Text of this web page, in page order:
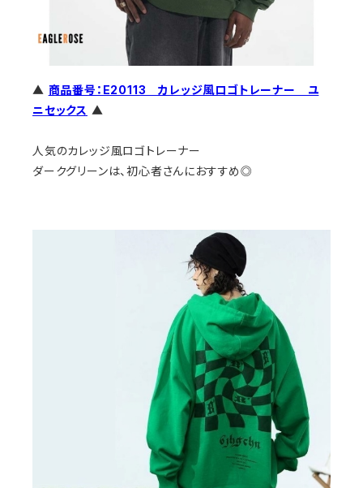
▲ 商品番号：E20113 カレッジ風ロゴトレーナー ユ
ニセックス ▲
人気のカレッジ風ロゴトレーナー
ダークグリーンは、初心者さんにおすすめ◎